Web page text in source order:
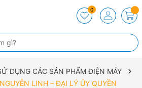
0
DỤNG CÁC SẢN PHẨM ĐIỆN MÁY
LINH – ĐẠI LÝ ỦY QUYỀN